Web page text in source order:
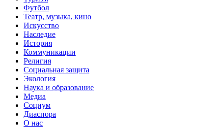
Футбол
Театр, музыка, кино
Искусство
Наследие
История
Коммуникации
Религия
Социальная защита
Экология
Наука и образование
Медиа
Социум
Диаспора
О нас